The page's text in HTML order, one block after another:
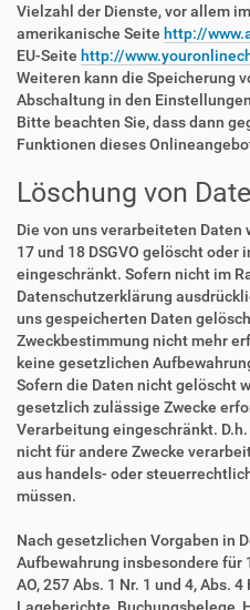
Vielzahl der Dienste, vor allem
amerikanische Seite http://
EU-Seite http://
Weiteren kann die Speicherung
Abschaltung in den
Bitte beachten Sie, dass dann
Funktionen dieses
Löschung von
Die von uns verarbeiteten Daten
17 und 18 DSGVO gelöscht oder
eingeschränkt. Sofern nicht im
Datenschutzerklärung
uns gespeicherten Daten
Zweckbestimmung nicht mehr
keine gesetzlichen
Sofern die Daten nicht gelöscht
gesetzlich zulässige Zwecke
Verarbeitung eingeschränkt.
nicht für andere Zwecke
aus handels- oder
müssen.
Nach gesetzlichen Vorgaben in
Aufbewahrung insbesondere für
AO, 257 Abs. 1 Nr. 1 und 4, Abs.